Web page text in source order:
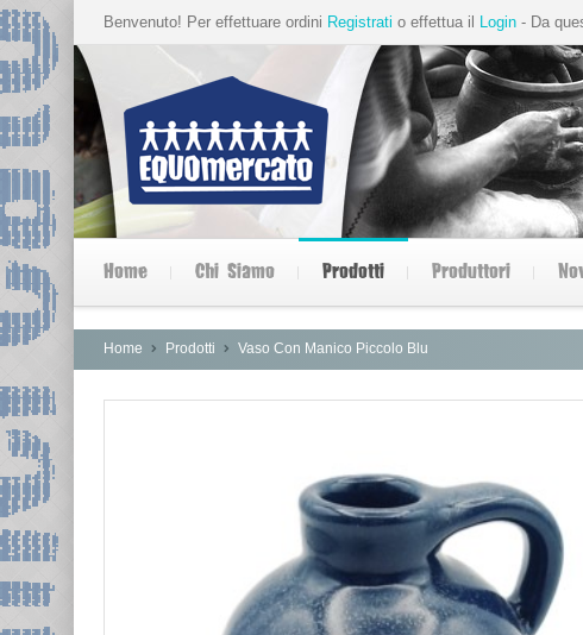
Benvenuto! Per effettuare ordini Registrati o effettua il Login - Da
Home Chi Siamo Prodotti Produttori
Home Prodotti Vaso Con Manico Piccolo Blu